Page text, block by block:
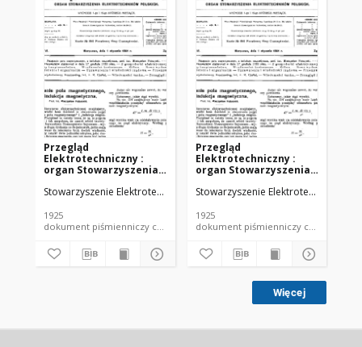
Przegląd
Elektrotechniczny :
organ Stowarzyszenia
Polskich R. VII z. 22
Stowarzyszenie Elektrotechników Polskich.
1925
dokument piśmienniczy czasopismo
Przegląd
Elektrotechniczny :
organ Stowarzyszenia
Polskich R. VII z. 23
Stowarzyszenie Elektrotechników
1925
dokument piśmienniczy czasopismo
Więcej